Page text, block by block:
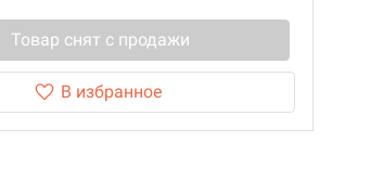
Товар снят с продажи
В избранное